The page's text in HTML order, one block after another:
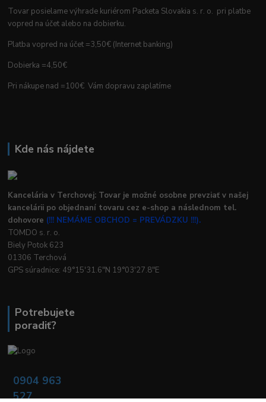
Tovar posielame výhrade kuriérom Packeta Slovakia s. r. o. pri platbe
vopred na účet alebo na dobierku.
Platba vopred na účet =3,50€ (Internet banking)
Dobierka =4,50€
Pri nákupe nad =100€ Vám dopravu zaplatíme
Kde nás nájdete
Kancelária v Terchovej: Tovar je možné osobne prevziať v našej
kancelárii po objednaní tovaru cez e-shop a následnom tel.
dohovore (!!! NEMÁME OBCHOD = PREVÁDZKU !!!).
TOMDO s. r. o.
Biely Potok 623
01306 Terchová
GPS súradnice: 49°15'31.6"N 19°03'27.8"E
Potrebujete
poradiť?
0904 963
527